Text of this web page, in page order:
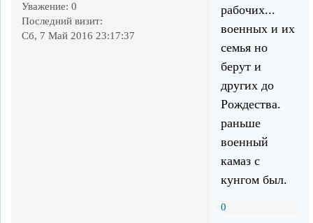
Уважение: 0
Последний визит:
Сб, 7 Май 2016 23:17:37
рабочих...
военных и их
семья но
берут и
других до
Рождества.
раньше
военный
камаз с
кунгом был.
0